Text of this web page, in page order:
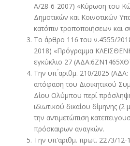
Α/28-6-2007) «Κύρωση του
Δημοτικών και Κοινοτικών
κατόπιν τροποποιήσεων και
Το άρθρο 116 του ν.4555/
2018) «Πρόγραμμα
εγκύκλιο 27
Την υπ ́αριθμ. 210/2025
απόφαση του Διοικητικού
Δίου Ολύμπου περί
ιδιωτικού δικαίου δίμηνης (2
την αντιμετώπιση
πρόσκαιρων αναγκών.
Την υπ'αριθμ. πρωτ. 2273/12-